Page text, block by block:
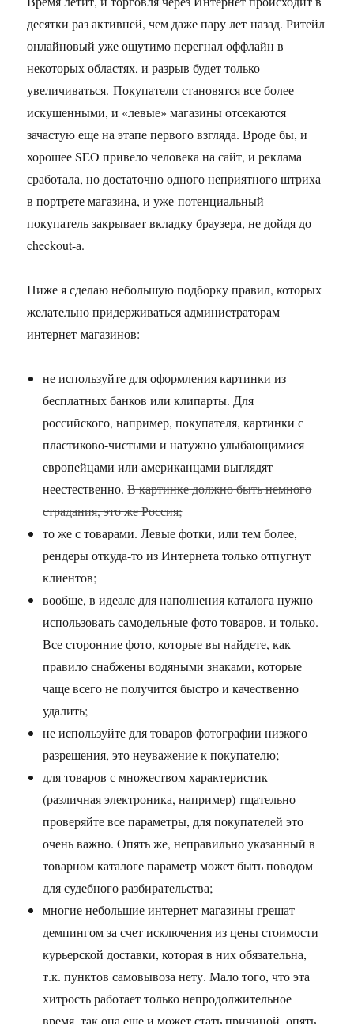
десятки раз активней, чем даже пару лет назад. Ритейл
онлайновый уже ощутимо перегнал оффлайн в
некоторых областях, и разрыв будет только
увеличиваться. Покупатели становятся все более
искушенными, и «левые» магазины отсекаются
зачастую еще на этапе первого взгляда. Вроде бы, и
хорошее SEO привело человека на сайт, и реклама
сработала, но достаточно одного неприятного штриха
в портрете магазина, и уже потенциальный
покупатель закрывает вкладку браузера, не дойдя до
checkout-а.
Ниже я сделаю небольшую подборку правил, которых
желательно придерживаться администраторам
интернет-магазинов:
не используйте для оформления картинки из
бесплатных банков или клипарты. Для
российского, например, покупателя, картинки с
пластиково-чистыми и натужно улыбающимися
европейцами или американцами выглядят
неестественно.В картинке должно быть немного
страдания, это же Россия;
то же с товарами. Левые фотки, или тем более,
рендеры откуда-то из Интернета только отпугнут
клиентов;
вообще, в идеале для наполнения каталога нужно
использовать самодельные фото товаров, и только.
Все сторонние фото, которые вы найдете, как
правило снабжены водяными знаками, которые
чаще всего не получится быстро и качественно
удалить;
не используйте для товаров фотографии низкого
разрешения, это неуважение к покупателю;
для товаров с множеством характеристик
(различная электроника, например) тщательно
проверяйте все параметры, для покупателей это
очень важно. Опять же, неправильно указанный в
товарном каталоге параметр может быть поводом
для судебного разбирательства;
многие небольшие интернет-магазины грешат
демпингом за счет исключения из цены стоимости
курьерской доставки, которая в них обязательна,
т.к. пунктов самовывоза нету. Мало того, что эта
хитрость работает только непродолжительное